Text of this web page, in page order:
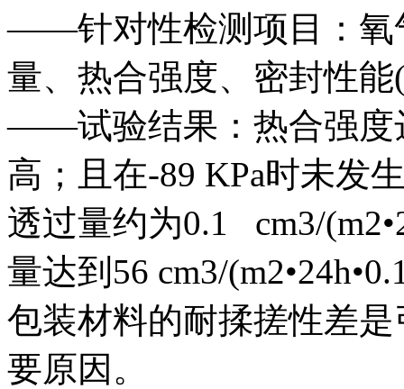
——针对性检测项目：氧
量、热合强度、密封性
——试验结果：热合强度
高；且在-89 KPa时未发
透过量约为0.1 cm3/
量达到56 cm3/
包装材料的耐揉搓性差
要原因。